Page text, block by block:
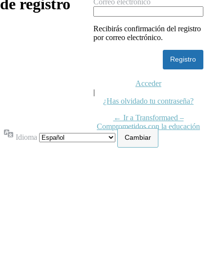
de registro
Recibirás confirmación del registro
por correo electrónico.
Acceder
|
¿Has olvidado tu contraseña?
← Ir a Transformaed –
Comprometidos con la educación
inicial
Idioma